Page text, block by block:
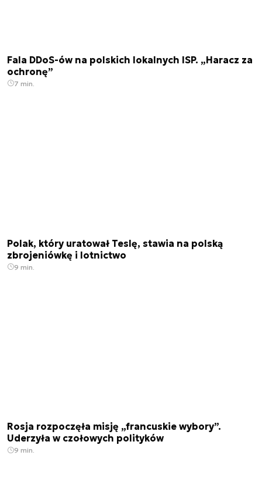
Fala DDoS-ów na polskich lokalnych ISP. „Haracz za
ochronę”
7 min.
Polak, który uratował Teslę, stawia na polską
zbrojeniówkę i lotnictwo
9 min.
Rosja rozpoczęła misję „francuskie wybory”.
Uderzyła w czołowych polityków
9 min.